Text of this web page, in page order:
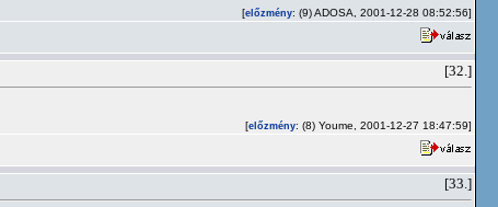
[előzmény: (9) ADOSA, 2001-12-28 08:52:56]
[32.]
[előzmény: (8) Youme, 2001-12-27 18:47:59]
[33.]